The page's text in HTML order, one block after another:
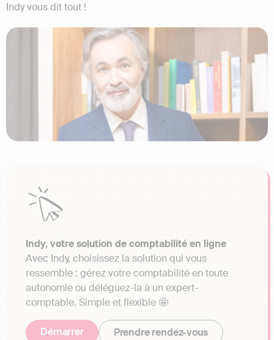
Indy vous dit tout !
Indy, votre solution de comptabilité en ligne
Avec Indy, choisissez la solution qui vous
ressemble : gérez votre comptabilité en toute
autonomie ou déléguez-la à un expert-
comptable. Simple et flexible 🤩
Démarrer Prendre rendez-vous